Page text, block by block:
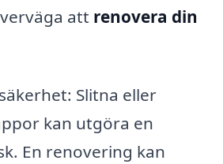
att renovera din
Slitna eller
kan utgöra en
En renovering kan